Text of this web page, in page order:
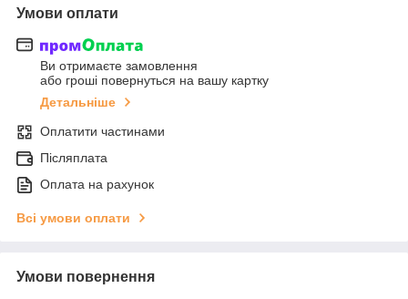
Умови оплати
Ви отримаєте замовлення
або гроші повернуться на вашу картку
Детальніше
Оплатити частинами
Післяплата
Оплата на рахунок
Всі умови оплати
Умови повернення